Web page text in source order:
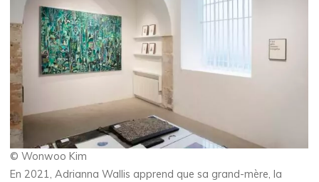
© Wonwoo Kim
En 2021, Adrianna Wallis apprend que sa grand-mère, la